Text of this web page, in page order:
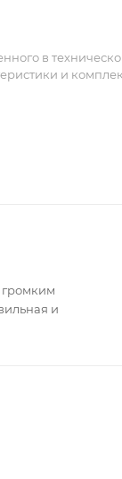
в
и
громким
и